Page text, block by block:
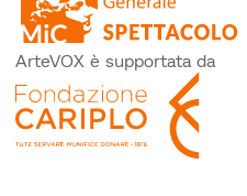
ArteVOX è supportata da